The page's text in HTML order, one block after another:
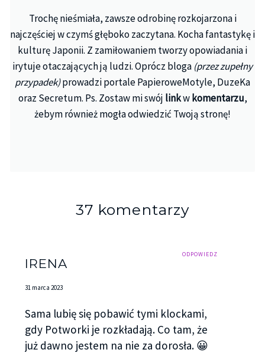
Trochę nieśmiała, zawsze odrobinę rozkojarzona i
najczęściej w czymś głęboko zaczytana. Kocha fantastykę i
kulturę Japonii. Z zamiłowaniem tworzy opowiadania i
irytuje otaczających ją ludzi. Oprócz bloga (przez zupełny
przypadek)prowadzi portale PapieroweMotyle, DuzeKa
oraz Secretum. Ps. Zostaw mi swój linkwkomentarzu,
żebym również mogła odwiedzić Twoją stronę!
37 komentarzy
ODPOWIEDZ
IRENA
31 marca 2023
Sama lubię się pobawić tymi klockami,
gdy Potworki je rozkładają. Co tam, że
już dawno jestem na nie za dorosła. 😀